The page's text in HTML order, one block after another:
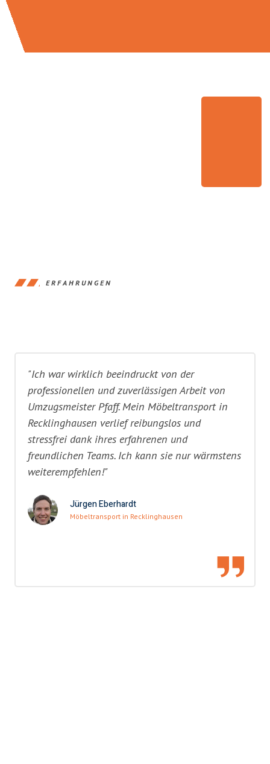
ERFAHRUNGEN
"Ich war wirklich beeindruckt von der
professionellen und zuverlässigen Arbeit von
Umzugsmeister Pfaff. Mein Möbeltransport in
Recklinghausen verlief reibungslos und
stressfrei dank ihres erfahrenen und
freundlichen Teams. Ich kann sie nur wärmstens
weiterempfehlen!"
Jürgen Eberhardt
Möbeltransport in Recklinghausen